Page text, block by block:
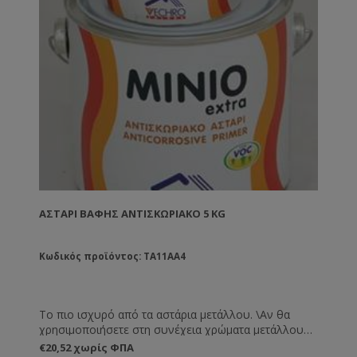
ΑΣΤΆΡΙ ΒΑΦΉΣ ΑΝΤΙΣΚΩΡΙΑΚΌ 5 KG
Κωδικός προϊόντος: TA11AA4
Το πιο ισχυρό από τα αστάρια μετάλλου. \Αν θα
χρησιμοποιήσετε στη συνέχεια χρώματα μετάλλου
τότε αυτό είναι το πιο ισχυρό αστάρι. Συνδυάζεται
€20,52 χωρίς ΦΠΑ